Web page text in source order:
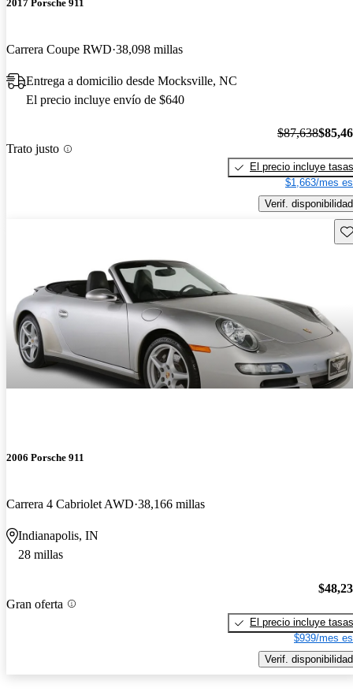
2017 Porsche 911
Carrera Coupe RWD 38,098 millas
Entrega a domicilio desde Mocksville, NC
El precio incluye envío de $640
Trato justo
$87,638
El precio incluye tasas
$1,663/mes
Verif. disponibilidad
2006 Porsche 911
Carrera 4 Cabriolet AWD 38,166 millas
Indianapolis, IN
28 millas
Gran oferta
El precio incluye tasas
$939/mes
Verif. disponibilidad